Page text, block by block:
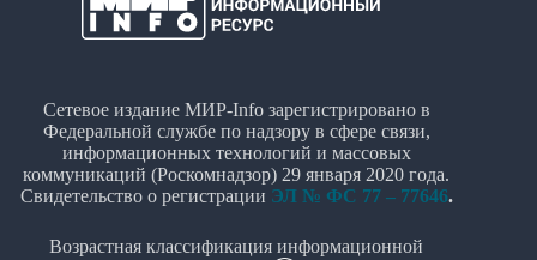
Сетевое издание МИР-Info зарегистрировано в
Федеральной службе по надзору в сфере связи,
информационных технологий и массовых
коммуникаций (Роскомнадзор) 29 января 2020 года.
Свидетельство о регистрации ЭЛ № ФС 77 – 77646.
Возрастная классификация информационной